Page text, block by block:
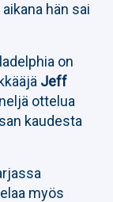
hän sai
on
Jeff
ottelua
kaudesta
myös